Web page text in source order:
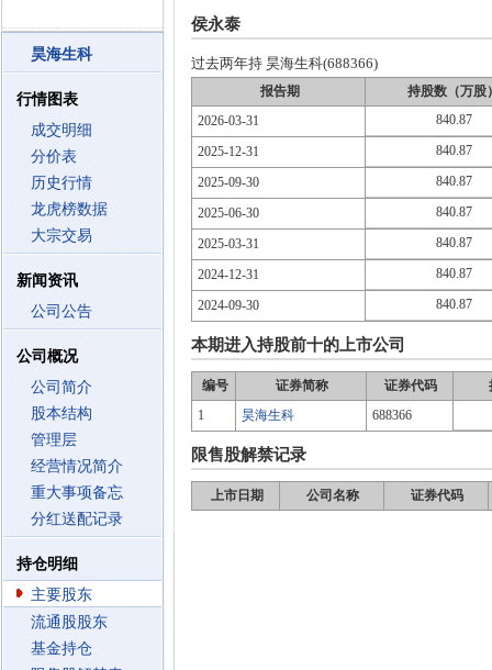
昊海生科
行情图表
成交明细
分价表
历史行情
龙虎榜数据
大宗交易
新闻资讯
公司公告
公司概况
公司简介
股本结构
管理层
经营情况简介
重大事项备忘
分红送配记录
持仓明细
主要股东
流通股股东
基金持仓
侯永泰
过去两年持 昊海生科(688366)
报告期
持股数（万股
2026-03-31
840.87
2025-12-31 840.87
2025-09-30 840.87
2025-06-30 840.87
2025-03-31 840.87
2024-12-31 840.87
2024-09-30 840.87
本期进入持股前十的上市公司
编号 证券简称 证券代码
1
昊海生科 688366
限售股解禁记录
上市日期 公司名称 证券代码